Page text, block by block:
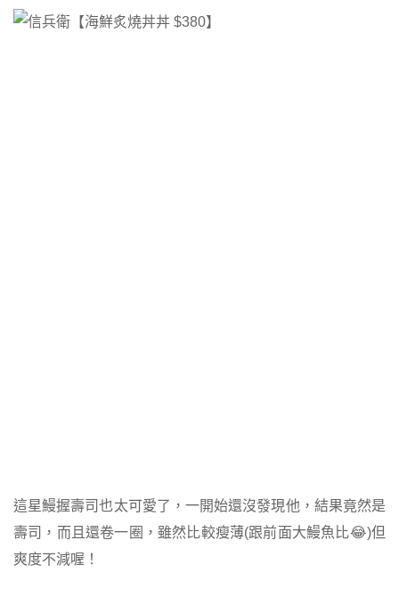
這星鰻握壽司也太可愛了，一開始還沒發現他，結果竟然是
壽司，而且還卷一圈，雖然比較瘦薄(跟前面大鰻魚比😂)但
爽度不減喔！